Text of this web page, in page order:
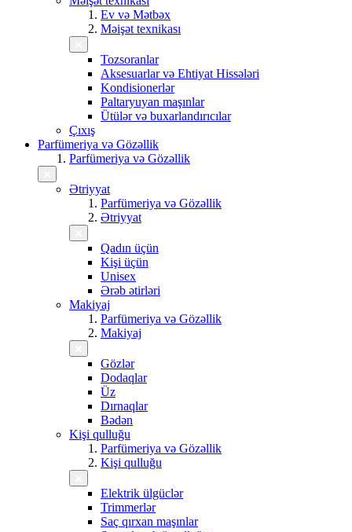
Ev və Mətbəx
Məişət texnikası
Tozsoranlar
Aksesuarlar və Ehtiyat Hissələri
Kondisionerlər
Paltaryuyan maşınlar
Ütülər və buxarlandırıcılar
Çıxış
Parfümeriya və Gözəllik
Parfümeriya və Gözəllik
Ətriyyat
Parfümeriya və Gözəllik
Ətriyyat
Qadın üçün
Kişi üçün
Unisex
Ərəb ətirləri
Makiyaj
Parfümeriya və Gözəllik
Makiyaj
Gözlər
Dodaqlar
Üz
Dırnaqlar
Bədən
Kişi qulluğu
Parfümeriya və Gözəllik
Kişi qulluğu
Elektrik ülgüclər
Trimmerlər
Saç qırxan maşınlar